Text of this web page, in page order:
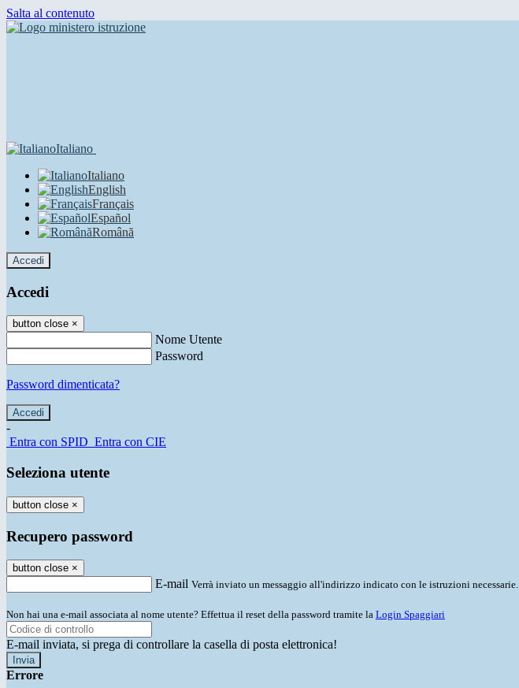
Salta al contenuto
Italiano
Italiano
English
Français
Español
Română
Accedi
Accedi
button close ×
Nome Utente
Password
Password dimenticata?
-
Entra con SPID Entra con CIE
Seleziona utente
button close ×
Recupero password
button close ×
E-mail Verrà inviato un messaggio all'indirizzo indicato con le istruzioni necessarie.
Non hai una e-mail associata al nome utente? Effettua il reset della password tramite la Login Spaggiari
E-mail inviata, si prega di controllare la casella di posta elettronica!
Errore